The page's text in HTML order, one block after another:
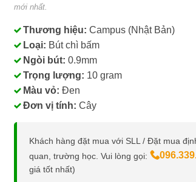
mới nhất.
Thương hiệu: Campus (Nhật Bản)
Loại: Bút chì bấm
Ngòi bút: 0.9mm
Trọng lượng: 10 gram
Màu vỏ: Đen
Đơn vị tính: Cây
Khách hàng đặt mua với SLL / Đặt mua
quan, trường học. Vui lòng gọi:
giá tốt nhất)